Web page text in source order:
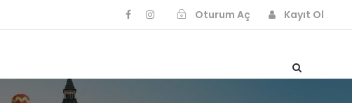
Oturum Aç Kayıt Ol